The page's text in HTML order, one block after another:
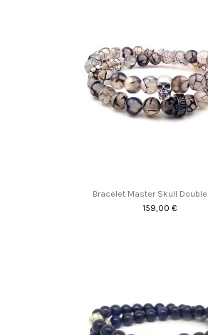
Bracelet Master Skull
159,00 €